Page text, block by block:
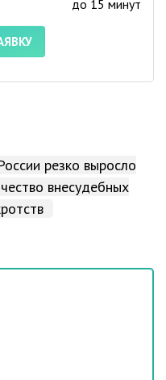
до 15 минут
резко выросло
внесудебных